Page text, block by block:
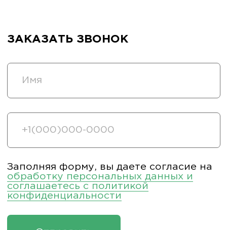
(ФИЛИАЛ)
+7 831 231-20-03